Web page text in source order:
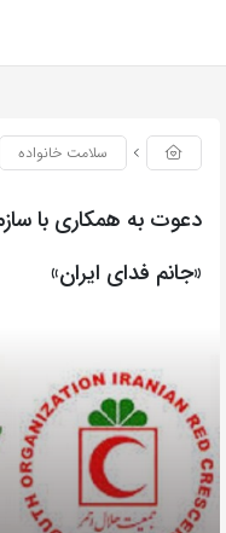
سلامت خانواده
دعوت به همکاری با
«جانم فدای ایران»